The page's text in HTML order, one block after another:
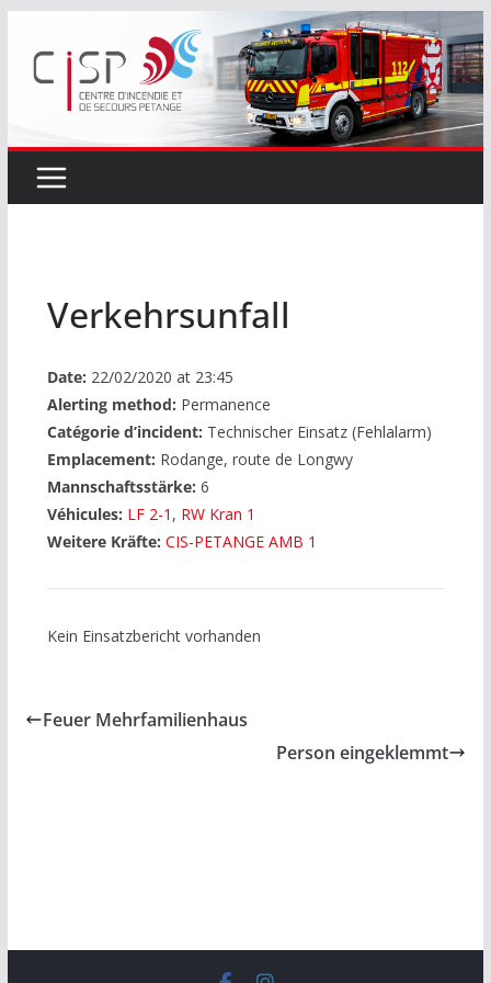
contenu
Verkehrsunfall
Date: 22/02/2020 at 23:45
Alerting method: Permanence
Catégorie d’incident: Technischer Einsatz (Fehlalarm)
Emplacement: Rodange, route de Longwy
Mannschaftsstärke: 6
Véhicules: LF 2-1 , RW Kran 1
Weitere Kräfte: CIS-PETANGE AMB 1
Kein Einsatzbericht vorhanden
Feuer Mehrfamilienhaus
Person eingeklemmt